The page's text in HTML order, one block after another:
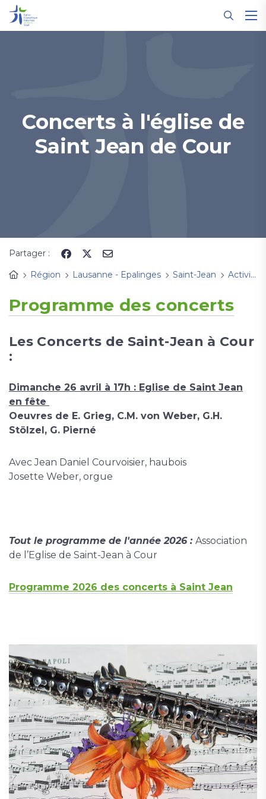
Concerts à l'église de
Saint Jean de Cour
Partager :
Région
Lausanne - Epalinges Saint-Jean Activités
Programme des concerts
Les Concerts de Saint-Jean à Cour
:
Dimanche 26 avril à 17h : Eglise de Saint Jean
en fête
Oeuvres de E. Grieg, C.M. von Weber, G.H.
Stölzel, G. Pierné
Avec Jean Daniel Courvoisier, haubois
Josette Weber, orgue
Tout le programme de l'année 2026 : Association
de l’Eglise de Saint-Jean à Cour
Programme 2026 des concerts à Saint Jean
Panneau de gestion des cookies